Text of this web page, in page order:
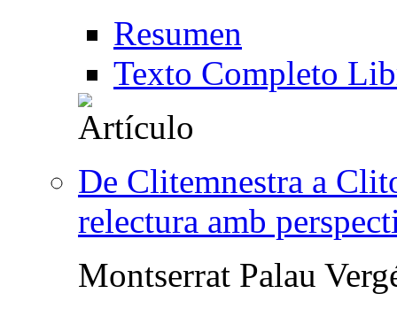
Resumen
Texto Completo
De Clitemnestra a
relectura amb
Montserrat Palau